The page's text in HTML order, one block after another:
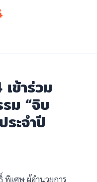
ข้าร่วม
ม “จิบ
ะจำปี
พิเศษ ผู้อำนวยการ